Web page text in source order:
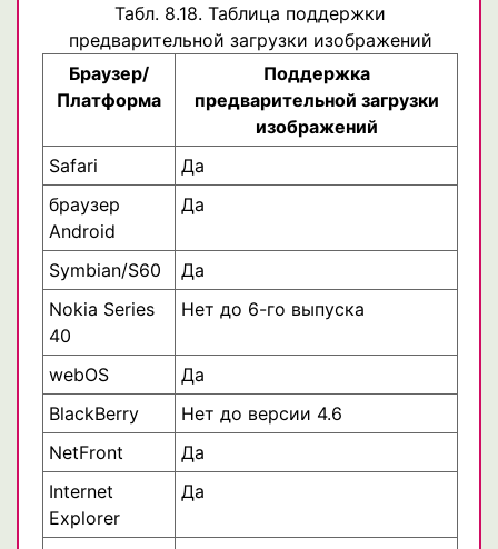
Табл. 8.18. Таблица поддержки
предварительной загрузки изображений
Браузер/
Платформа
Поддержка
предварительной загрузки
изображений
Safari
Да
браузер
Android
Да
Symbian/S60
Да
Nokia Series
40
Нет до 6-го выпуска
webOS
Да
BlackBerry
Нет до версии 4.6
NetFront
Да
Internet
Explorer
Да